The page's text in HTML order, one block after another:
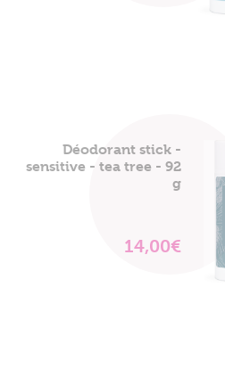
Déodorant stick -
sensitive - tea tree - 92
g
14,00€
VOIR